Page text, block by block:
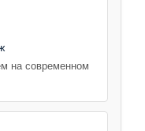
на современном